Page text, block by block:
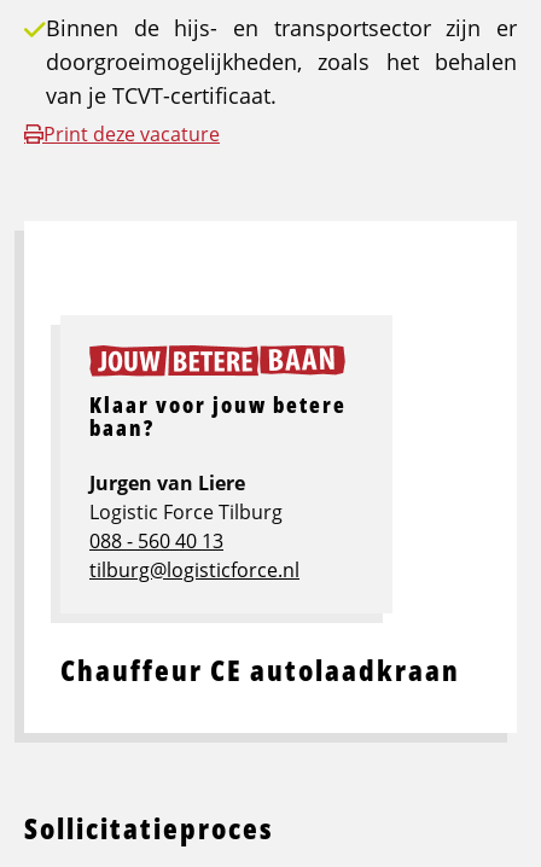
Binnen de hijs- en transportsector zijn er
doorgroeimogelijkheden, zoals het behalen
van je TCVT-certificaat.
Print deze vacature
Chauffeur CE autolaadkraan
Klaar voor jouw betere
baan?
Jurgen van Liere
Logistic Force Tilburg
088 - 560 40 13
tilburg@logisticforce.nl
Sollicitatieproces